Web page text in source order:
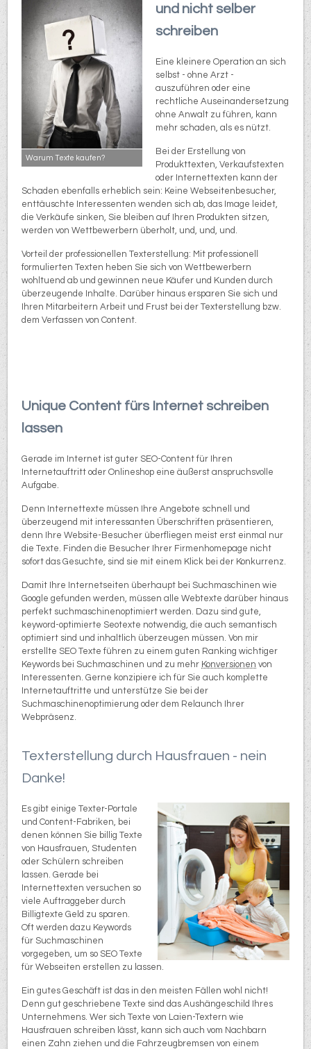
Warum Texte kaufen?
und nicht selber
schreiben
Eine kleinere Operation an sich
selbst - ohne Arzt -
auszuführen oder eine
rechtliche Auseinandersetzung
ohne Anwalt zu führen, kann
mehr schaden, als es nützt.
Bei der Erstellung von
Produkttexten, Verkaufstexten
oder Internettexten kann der
Schaden ebenfalls erheblich sein: Keine Webseitenbesucher,
enttäuschte Interessenten wenden sich ab, das Image leidet,
die Verkäufe sinken, Sie bleiben auf Ihren Produkten sitzen,
werden von Wettbewerbern überholt, und, und, und.
Vorteil der professionellen Texterstellung: Mit professionell
formulierten Texten heben Sie sich von Wettbewerbern
wohltuend ab und gewinnen neue Käufer und Kunden durch
überzeugende Inhalte. Darüber hinaus ersparen Sie sich und
Ihren Mitarbeitern Arbeit und Frust bei der Texterstellung bzw.
dem Verfassen von Content.
Unique Content fürs Internet schreiben
lassen
Gerade im Internet ist guter SEO-Content für Ihren
Internetauftritt oder Onlineshop eine äußerst anspruchsvolle
Aufgabe.
Denn Internettexte müssen Ihre Angebote schnell und
überzeugend mit interessanten Überschriften präsentieren,
denn Ihre Website-Besucher überfliegen meist erst einmal nur
die Texte. Finden die Besucher Ihrer Firmenhomepage nicht
sofort das Gesuchte, sind sie mit einem Klick bei der Konkurrenz.
Damit Ihre Internetseiten überhaupt bei Suchmaschinen wie
Google gefunden werden, müssen alle Webtexte darüber hinaus
perfekt suchmaschinenoptimiert werden. Dazu sind gute,
keyword-optimierte Seotexte notwendig, die auch semantisch
optimiert sind und inhaltlich überzeugen müssen. Von mir
erstellte SEO Texte führen zu einem guten Ranking wichtiger
Keywords bei Suchmaschinen und zu mehr Konversionen von
Interessenten. Gerne konzipiere ich für Sie auch komplette
Internetauftritte und unterstütze Sie bei der
Suchmaschinenoptimierung oder dem Relaunch Ihrer
Webpräsenz.
Texterstellung durch Hausfrauen - nein
Danke!
Es gibt einige Texter-Portale
und Content-Fabriken, bei
denen können Sie billig Texte
von Hausfrauen, Studenten
oder Schülern schreiben
lassen. Gerade bei
Internettexten versuchen so
viele Auftraggeber durch
Billigtexte Geld zu sparen.
Oft werden dazu Keywords
für Suchmaschinen
vorgegeben, um so SEO Texte
für Webseiten erstellen zu lassen.
Ein gutes Geschäft ist das in den meisten Fällen wohl nicht!
Denn gut geschriebene Texte sind das Aushängeschild Ihres
Unternehmens. Wer sich Texte von Laien-Textern wie
Hausfrauen schreiben lässt, kann sich auch vom Nachbarn
einen Zahn ziehen und die Fahrzeugbremsen von einem